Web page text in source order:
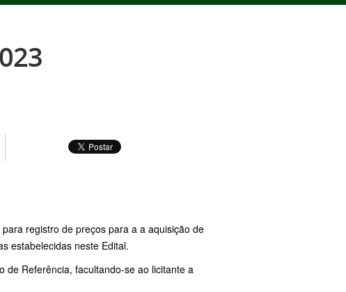
registro de preços para a a aquisição de
estabelecidas neste Edital.
de Referência, facultando-se ao licitante a